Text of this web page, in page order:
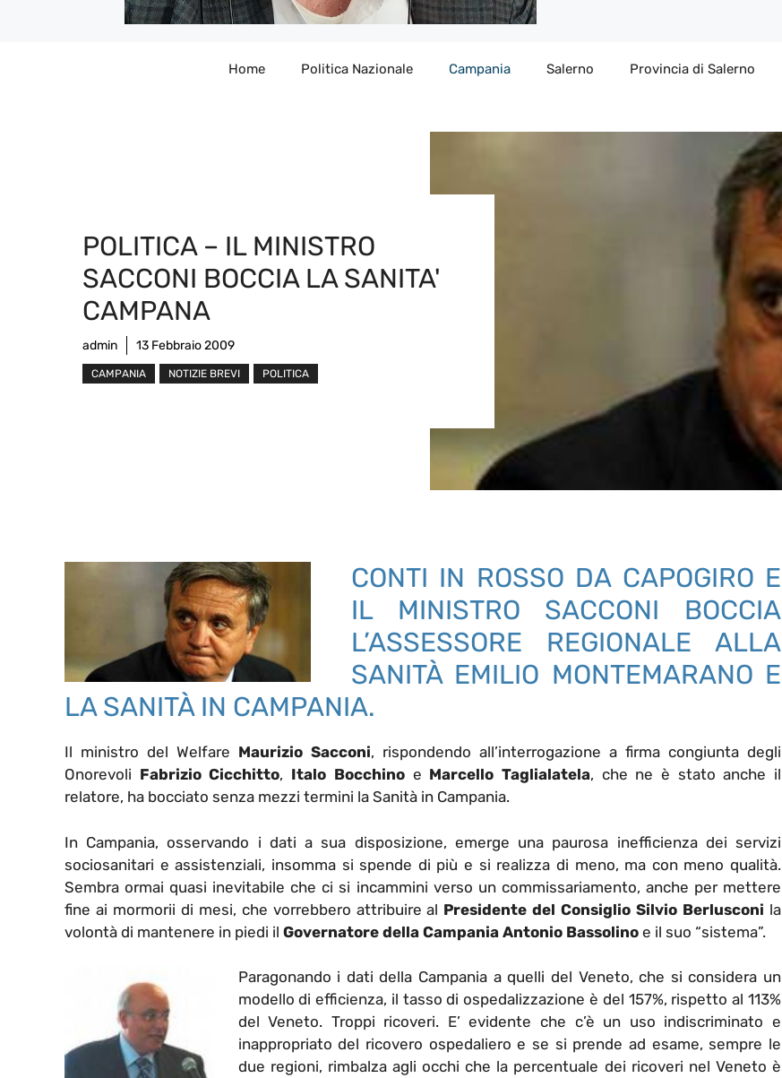
Home Politica Nazionale Campania Salerno Provincia di Salerno
POLITICA – IL MINISTRO
SACCONI BOCCIA LA SANITA'
CAMPANA
admin 13 Febbraio 2009
CAMPANIA NOTIZIE BREVI POLITICA
CONTI IN ROSSO DA CAPOGIRO E
IL MINISTRO SACCONI BOCCIA
L’ASSESSORE REGIONALE ALLA
SANITÀ EMILIO MONTEMARANO E
LA SANITÀ IN CAMPANIA.
Il ministro del Welfare Maurizio Sacconi, rispondendo all’interrogazione a firma congiunta degli
Onorevoli Fabrizio Cicchitto, Italo Bocchinoe Marcello Taglialatela, che ne è stato anche il
relatore, ha bocciato senza mezzi termini la Sanità in Campania.
In Campania, osservando i dati a sua disposizione, emerge una paurosa inefficienza dei servizi
sociosanitari e assistenziali, insomma si spende di più e si realizza di meno, ma con meno qualità.
Sembra ormai quasi inevitabile che ci si incammini verso un commissariamento, anche per mettere
fine ai mormorii di mesi, che vorrebbero attribuire al Presidente del Consiglio Silvio Berlusconi la
volontà di mantenere in piedi il Governatore della Campania Antonio Bassolino e il suo “sistema”.
Paragonando i dati della Campania a quelli del Veneto, che si considera un
modello di efficienza, il tasso di ospedalizzazione è del 157%, rispetto al 113%
del Veneto. Troppi ricoveri. E’ evidente che c’è un uso indiscriminato e
inappropriato del ricovero ospedaliero e se si prende ad esame, sempre le
due regioni, rimbalza agli occhi che la percentuale dei ricoveri nel Veneto è